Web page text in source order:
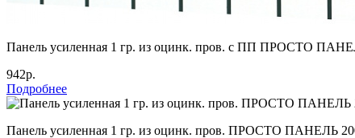
Панель усиленная 1 гр. из оцинк. пров. с ПП ПРОСТО
942р.
Подробнее
Панель усиленная 1 гр. из оцинк. пров. ПРОСТО ПАНЕЛЬ